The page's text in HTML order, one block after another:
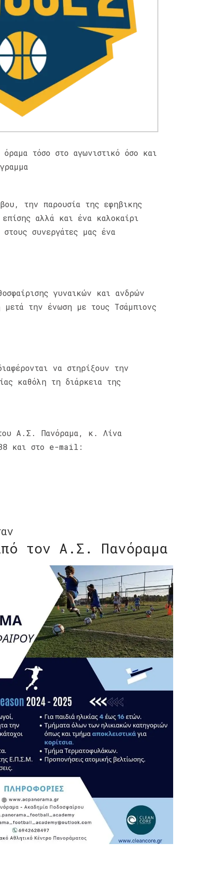
τόσο στο αγωνιστικό όσο και
την παρουσία της εφηβικης
αλλά και ένα καλοκαίρι
συνεργάτες μας ένα
γυναικών και ανδρών
μετά την ένωση με τους Τσάμπιονς
να στηρίξουν την
καθόλη τη διάρκεια της
του Α.Σ. Πανόραμα, κ. Λίνα
και στο e-mail:
τον Α.Σ. Πανόραμα